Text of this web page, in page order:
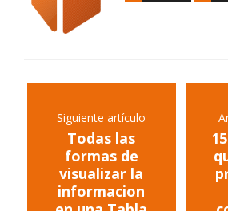
Siguiente artículo
Todas las
formas de
visualizar la
informacion
en una Tabla